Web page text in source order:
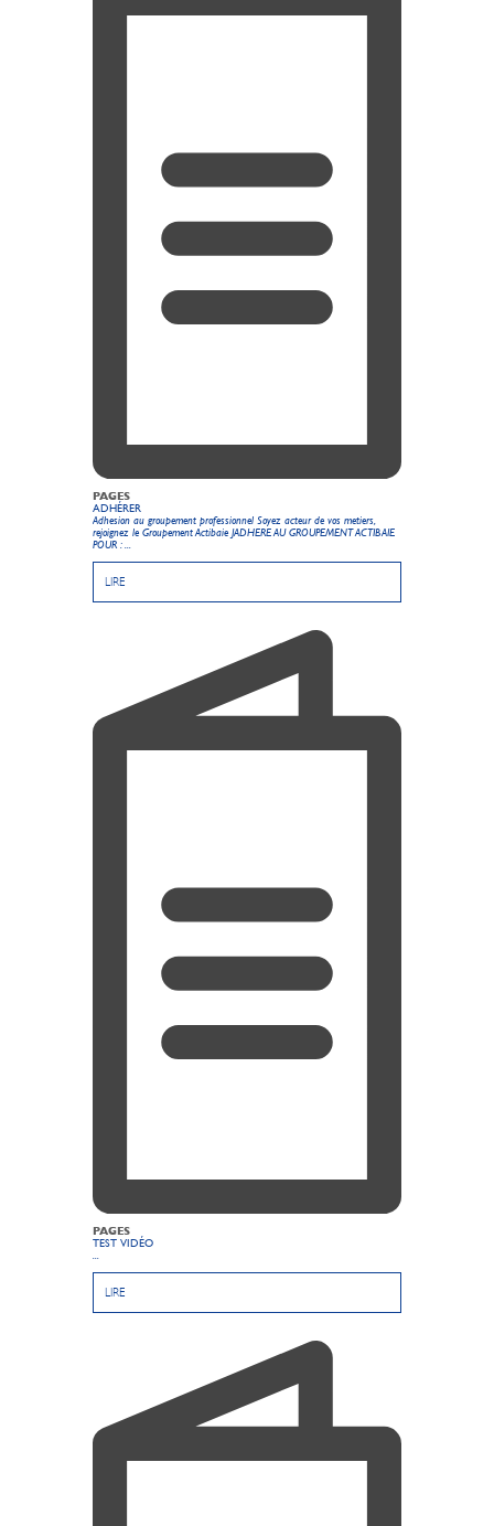
PAGES
ADHÉRER
Adhesion au groupement professionnel Soyez acteur de vos metiers,
rejoignez le Groupement Actibaie JADHERE AU GROUPEMENT ACTIBAIE
POUR : ...
LIRE
PAGES
TEST VIDÉO
LIRE